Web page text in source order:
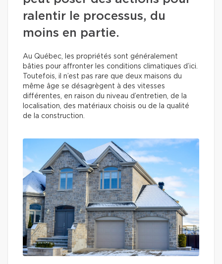
ralentir le processus, du
moins en partie.
Au Québec, les propriétés sont généralement
bâties pour affronter les conditions climatiques d’ici.
Toutefois, il n’est pas rare que deux maisons du
même âge se désagrègent à des vitesses
différentes, en raison du niveau d’entretien, de la
localisation, des matériaux choisis ou de la qualité
de la construction.